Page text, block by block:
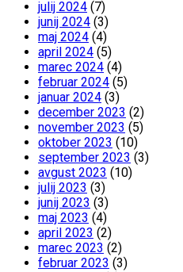
julij 2024 (7)
junij 2024 (3)
maj 2024 (4)
april 2024 (5)
marec 2024 (4)
februar 2024 (5)
januar 2024 (3)
december 2023 (2)
november 2023 (5)
oktober 2023 (10)
september 2023 (3)
avgust 2023 (10)
julij 2023 (3)
junij 2023 (3)
maj 2023 (4)
april 2023 (2)
marec 2023 (2)
februar 2023 (3)